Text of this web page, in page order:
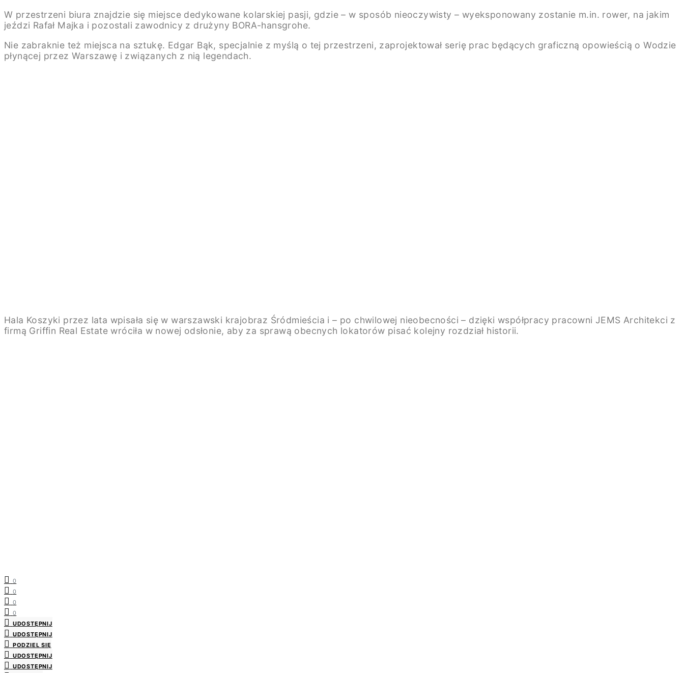
W przestrzeni biura znajdzie się miejsce dedykowane kolarskiej pasji, gdzie – w sposób nieoczywisty – wyeksponowany zostanie m.in. rower, na jakim
jeździ Rafał Majka i pozostali zawodnicy z drużyny BORA-hansgrohe.
Nie zabraknie też miejsca na sztukę. Edgar Bąk, specjalnie z myślą o tej przestrzeni, zaprojektował serię prac będących graficzną opowieścią o Wodzie
płynącej przez Warszawę i związanych z nią legendach.
Hala Koszyki przez lata wpisała się w warszawski krajobraz Śródmieścia i – po chwilowej nieobecności – dzięki współpracy pracowni JEMS Architekci z
firmą Griffin Real Estate wróciła w nowej odsłonie, aby za sprawą obecnych lokatorów pisać kolejny rozdział historii.
0
0
0
0
UDOSTĘPNIJ
UDOSTĘPNIJ
PODZIEL SIĘ
UDOSTĘPNIJ
UDOSTĘPNIJ